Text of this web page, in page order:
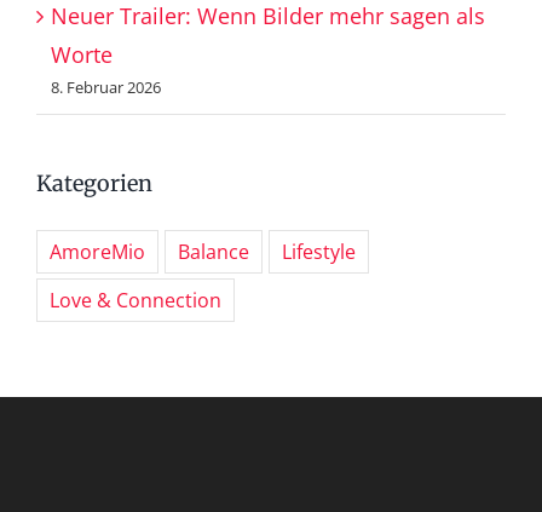
Neuer Trailer: Wenn Bilder mehr sagen als
Worte
8. Februar 2026
Kategorien
AmoreMio Balance
Lifestyle
Love & Connection